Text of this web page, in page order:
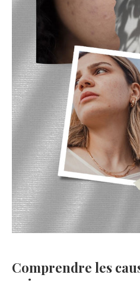
Comprendre les